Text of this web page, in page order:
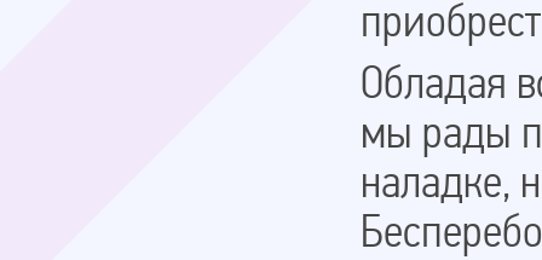
Обладая
мы рады
наладке,